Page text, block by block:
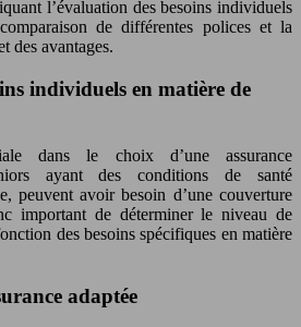
l’évaluation des besoins individuels
de différentes polices et la
des avantages.
individuels en matière de
dans le choix d’une assurance
ayant des conditions de santé
peuvent avoir besoin d’une couverture
important de déterminer le niveau de
des besoins spécifiques en matière
adaptée